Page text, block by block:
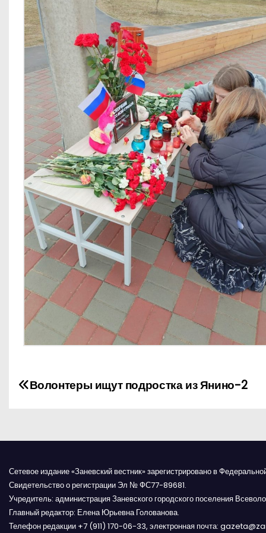
Н
г
а
Волонтеры ищут подростка из Янино-2
Сетевое издание «Заневский вестник» зарегистрировано в
Свидетельство о регистрации Эл № ФС77-89681.
Учредитель: администрация Заневского городского поселения
Главный редактор: Елена Юрьевна Голованова.
Телефон редакции +7 (911) 170-06-33, электронная почта: